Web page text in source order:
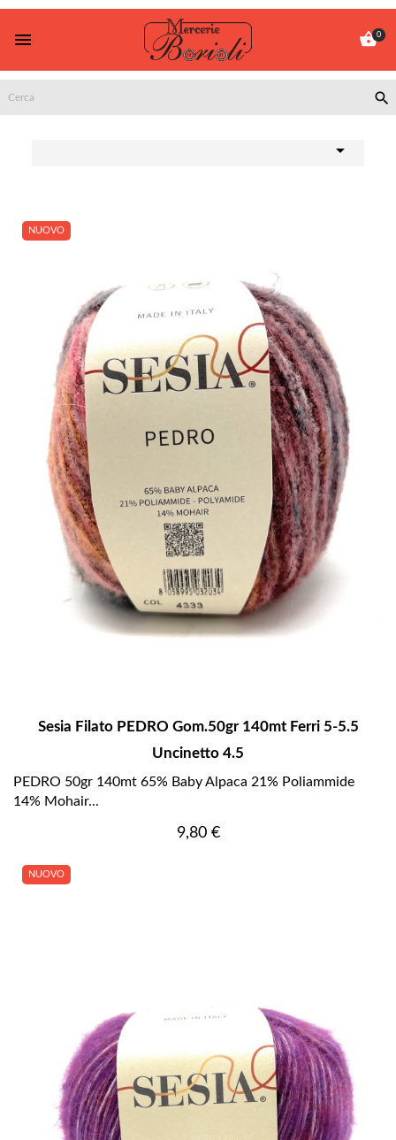
 0


Sesia Filato PEDRO Gom.50gr 140mt Ferri 5-5.5
Uncinetto 4.5
PEDRO 50gr 140mt 65% Baby Alpaca 21% Poliammide
14% Mohair...
Prezzo
9,80 €
NUOVO
NUOVO